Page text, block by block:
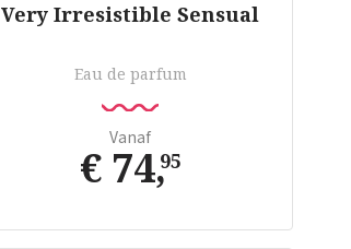
Very Irresistible Sensual
Eau de parfum
Vanaf
€ 74,95